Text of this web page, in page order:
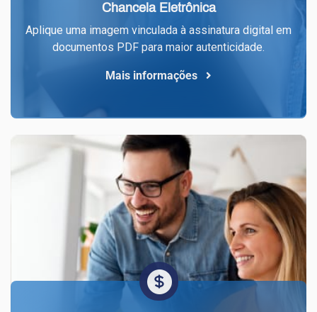
Chancela Eletrônica
Aplique uma imagem vinculada à assinatura digital em
documentos PDF para maior autenticidade.
Mais informações